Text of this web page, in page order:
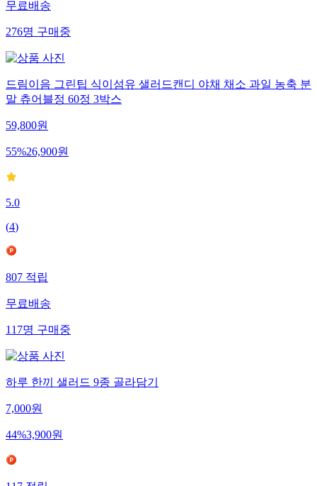
무료배송
276명구매중
드림이음 그린팁 식이섬유 샐러드캔디 야채 채소 과일 농축 분
말 츄어블정 60정 3박스
59,800원
55%26,900원
5.0
(4)
807적립
무료배송
117명구매중
하루 한끼 샐러드 9종 골라담기
7,000원
44%3,900원